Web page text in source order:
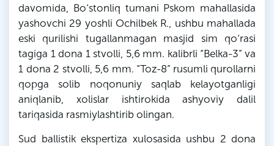
davomida, Bo‘stonliq tumani Pskom mahallasida
yashovchi 29 yoshli Ochilbek R., ushbu mahallada
eski qurilishi tugallanmagan masjid sim qo‘rasi
tagiga 1 dona 1 stvolli, 5,6 mm. kalibrli “Belka-3” va
1 dona 2 stvolli, 5,6 mm. “Toz-8” rusumli qurollarni
qopga solib noqonuniy saqlab kelayotganligi
aniqlanib, xolislar ishtirokida ashyoviy dalil
tariqasida rasmiylashtirib olingan.
Sud ballistik ekspertiza xulosasida ushbu 2 dona